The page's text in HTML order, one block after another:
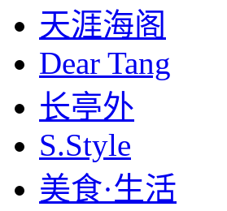
天涯海阁
Dear Tang
长亭外
S.Style
美食·生活